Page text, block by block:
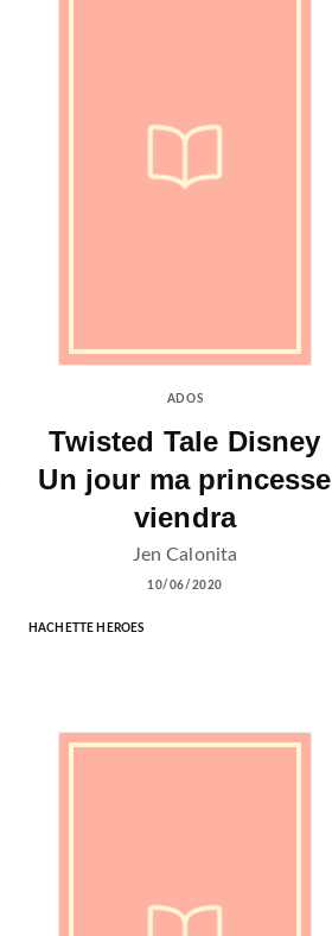
ADOS
Twisted Tale Disney
Un jour ma princesse
viendra
Jen Calonita
10/06/2020
HACHETTE HEROES